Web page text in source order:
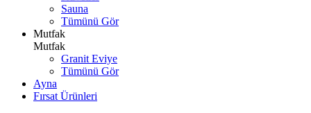
Sauna
Tümünü Gör
Mutfak
Mutfak
Granit Eviye
Tümünü Gör
Ayna
Fırsat Ürünleri